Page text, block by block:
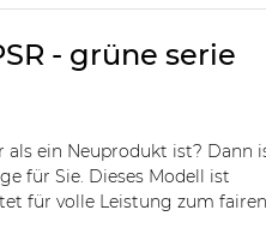
- grüne serie
ein Neuprodukt ist? Dann
für Sie. Dieses Modell ist
für volle Leistung zum